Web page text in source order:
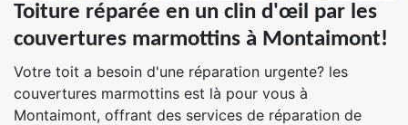
Toiture réparée en un clin d'œil par les
couvertures marmottins à Montaimont!
Votre toit a besoin d'une réparation urgente? les
couvertures marmottins est là pour vous à
Montaimont, offrant des services de réparation de